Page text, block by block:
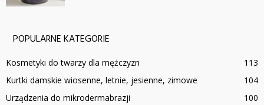
POPULARNE KATEGORIE
Kosmetyki do twarzy dla mężczyzn
113
Kurtki damskie wiosenne, letnie, jesienne, zimowe
104
Urządzenia do mikrodermabrazji
100